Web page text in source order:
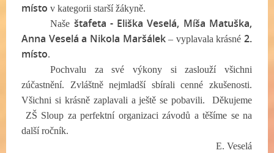
místo v kategorii starší žákyně.
Naše štafeta - Eliška Veselá, Míša Matuška,
Anna Veselá a Nikola Maršálek– vyplavala krásné 2.
místo.
Pochvalu za své výkony si zaslouží všichni
zúčastnění. Zvláštně nejmladší sbírali cenné zkušenosti.
Všichni si krásně zaplavali a ještě se pobavili. Děkujeme
ZŠ Sloup za perfektní organizaci závodů a těšíme se na
další ročník.
E. Veselá